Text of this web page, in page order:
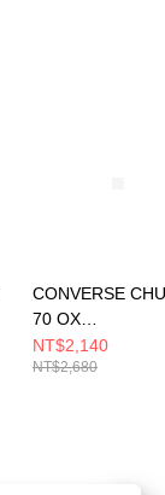
CONVERSE
70 OX
PAPYRUS/
ACK 男女 休閒鞋
NT$2,140
NT$2,680